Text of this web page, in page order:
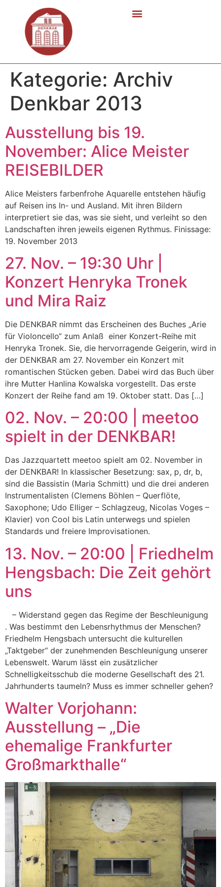
Kategorie: Archiv
Denkbar 2013
Ausstellung bis 19.
November: Alice Meister
REISEBILDER
Alice Meisters farbenfrohe Aquarelle entstehen häufig
auf Reisen ins In- und Ausland. Mit ihren Bildern
interpretiert sie das, was sie sieht, und verleiht so den
Landschaften ihren jeweils eigenen Rythmus. Finissage:
19. November 2013
27. Nov. – 19:30 Uhr |
Konzert Henryka Tronek
und Mira Raiz
Die DENKBAR nimmt das Erscheinen des Buches „Arie
für Violoncello“ zum Anlaß einer Konzert-Reihe mit
Henryka Tronek. Sie, die hervorragende Geigerin, wird in
der DENKBAR am 27. November ein Konzert mit
romantischen Stücken geben. Dabei wird das Buch über
ihre Mutter Hanlina Kowalska vorgestellt. Das erste
Konzert der Reihe fand am 19. Oktober statt. Das […]
02. Nov. – 20:00 | meetoo
spielt in der DENKBAR!
Das Jazzquartett meetoo spielt am 02. November in
der DENKBAR! In klassischer Besetzung: sax, p, dr, b,
sind die Bassistin (Maria Schmitt) und die drei anderen
Instrumentalisten (Clemens Böhlen – Querflöte,
Saxophone; Udo Elliger – Schlagzeug, Nicolas Voges –
Klavier) von Cool bis Latin unterwegs und spielen
Standards und freiere Improvisationen.
13. Nov. – 20:00 | Friedhelm
Hengsbach: Die Zeit gehört
uns
– Widerstand gegen das Regime der Beschleunigung
. Was bestimmt den Lebensrhythmus der Menschen?
Friedhelm Hengsbach untersucht die kulturellen
„Taktgeber“ der zunehmenden Beschleunigung unserer
Lebenswelt. Warum lässt ein zusätzlicher
Schnelligkeitsschub die moderne Gesellschaft des 21.
Jahrhunderts taumeln? Muss es immer schneller gehen?
Walter Vorjohann:
Ausstellung – „Die
ehemalige Frankfurter
Großmarkthalle“